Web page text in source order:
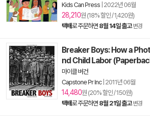
Kids Can Press 2022년 06월
28,210원 (18% 할인 / 1,420원)
택배로 주문하면 8월 14일 출고 변경
Breaker Boys: How a
nd Child Labor
마이클 버건
Capstone Pr Inc| 2011년 06월
14,480원 (20% 할인 / 150원)
택배로 주문하면 8월 21일 출고 변경